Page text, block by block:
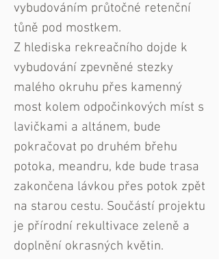
vybudováním průtočné retenční
tůně pod mostkem.
Z hlediska rekreačního dojde k
vybudování zpevněné stezky
malého okruhu přes kamenný
most kolem odpočinkových míst s
lavičkami a altánem, bude
pokračovat po druhém břehu
potoka, meandru, kde bude trasa
zakončena lávkou přes potok zpět
na starou cestu. Součástí projektu
je přírodní rekultivace zeleně a
doplnění okrasných květin.